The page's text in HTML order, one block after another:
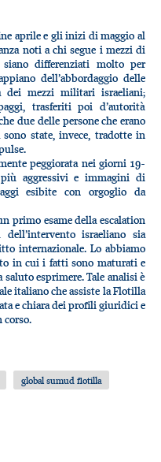
aprile e gli inizi di maggio al
noti a chi segue i mezzi di
differenziati molto per
dell’abbordaggio delle
dei mezzi militari israeliani;
trasferiti poi d’autorità
due delle persone che erano
state, invece, tradotte in
peggiorata nei giorni 19-
aggressivi e immagini di
esibite con orgoglio da
primo esame della escalation
dell’intervento israeliano sia
internazionale. Lo abbiamo
in cui i fatti sono maturati e
esprimere. Tale analisi è
italiano che assiste la Flotilla
e chiara dei profili giuridici e
corso.
global sumud flotilla